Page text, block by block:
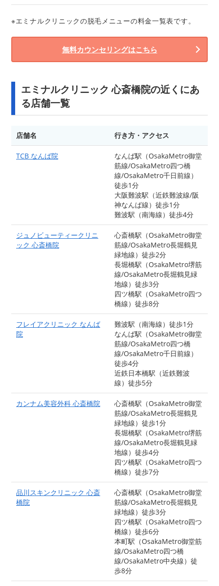
※エミナルクリニックの脱毛メニューの料金一覧表です。
無料カウンセリングはこちら
エミナルクリニック 心斎橋院の近くにあ
る店舗一覧
店舗名 行き方・アクセス
TCB なんば院
なんば駅（OsakaMetro御堂
筋線/OsakaMetro四つ橋
線/OsakaMetro千日前線）
徒歩1分
大阪難波駅（近鉄難波線/阪
神なんば線）徒歩1分
難波駅（南海線）徒歩4分
ジュノビューティークリニ
ック 心斎橋院
心斎橋駅（OsakaMetro御堂
筋線/OsakaMetro長堀鶴見
緑地線）徒歩2分
長堀橋駅（OsakaMetro堺筋
線/OsakaMetro長堀鶴見緑
地線）徒歩3分
四ツ橋駅（OsakaMetro四つ
橋線）徒歩8分
フレイアクリニック なんば
院
難波駅（南海線）徒歩1分
なんば駅（OsakaMetro御堂
筋線/OsakaMetro四つ橋
線/OsakaMetro千日前線）
徒歩4分
近鉄日本橋駅（近鉄難波
線）徒歩5分
カンナム美容外科 心斎橋院
心斎橋駅（OsakaMetro御堂
筋線/OsakaMetro長堀鶴見
緑地線）徒歩1分
長堀橋駅（OsakaMetro堺筋
線/OsakaMetro長堀鶴見緑
地線）徒歩4分
四ツ橋駅（OsakaMetro四つ
橋線）徒歩7分
品川スキンクリニック 心斎
橋院
心斎橋駅（OsakaMetro御堂
筋線/OsakaMetro長堀鶴見
緑地線）徒歩3分
四ツ橋駅（OsakaMetro四つ
橋線）徒歩6分
本町駅（OsakaMetro御堂筋
線/OsakaMetro四つ橋
線/OsakaMetro中央線）徒
歩8分